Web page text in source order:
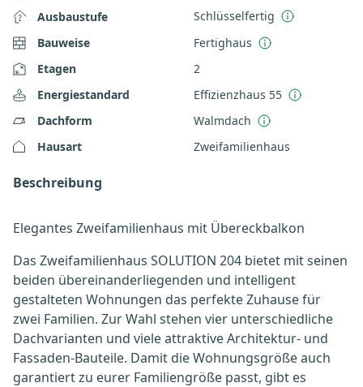
Ausbaustufe
Schlüsselfertig
Bauweise
Fertighaus
Etagen
2
Energiestandard
Effizienzhaus 55
Dachform
Walmdach
Hausart
Zweifamilienhaus
Beschreibung
Elegantes Zweifamilienhaus mit Übereckbalkon
Das Zweifamilienhaus SOLUTION 204 bietet mit seinen
beiden übereinanderliegenden und intelligent
gestalteten Wohnungen das perfekte Zuhause für
zwei Familien. Zur Wahl stehen vier unterschiedliche
Dachvarianten und viele attraktive Architektur- und
Fassaden-Bauteile. Damit die Wohnungsgröße auch
garantiert zu eurer Familiengröße passt, gibt es